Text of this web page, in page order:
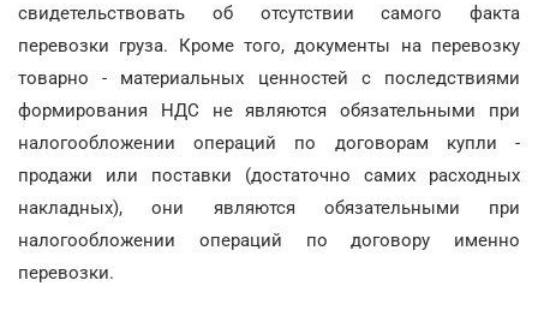
свидетельствовать об отсутствии самого факта
перевозки груза. Кроме того, документы на перевозку
товарно - материальных ценностей с последствиями
формирования НДС не являются обязательными при
налогообложении операций по договорам купли -
продажи или поставки (достаточно самих расходных
накладных), они являются обязательными при
налогообложении операций по договору именно
перевозки.